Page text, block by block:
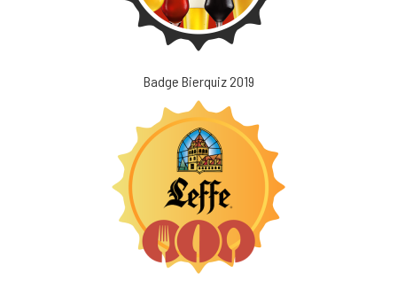
Badge Bierquiz 2019